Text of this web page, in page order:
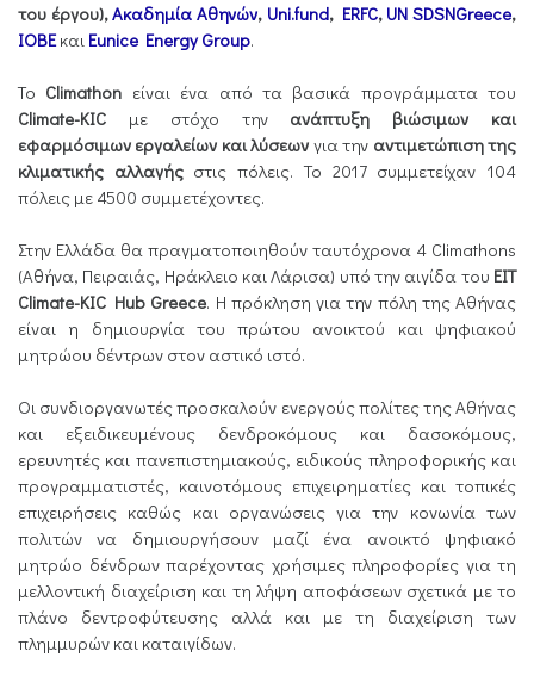
του έργου),Ακαδημία Αθηνών, Uni.fund, ERFC, UN SDSNGreece,
IOBE και Eunice Energy Group.
Το Climathon είναι ένα από τα βασικά προγράμματα του
Climate-KIC με στόχο τηνανάπτυξη βιώσιμων και
εφαρμόσιμων εργαλείων και λύσεων για την αντιμετώπιση της
κλιματικής αλλαγήςστις πόλεις. Το 2017 συμμετείχαν 104
πόλεις με 4500 συμμετέχοντες.
Στην Ελλάδα θα πραγματοποιηθούν ταυτόχρονα 4 Climathons
(Αθήνα, Πειραιάς, Ηράκλειο και Λάρισα) υπό την αιγίδα του EIT
Climate-KIC Hub Greece. Η πρόκληση για την πόλη της Αθήνας
είναι η δημιουργία του πρώτου ανοικτού και ψηφιακού
μητρώου δέντρων στον αστικό ιστό.
Οι συνδιοργανωτές προσκαλούν ενεργούς πολίτες της Αθήνας
και εξειδικευμένους δενδροκόμους και δασοκόμους,
ερευνητές και πανεπιστημιακούς, ειδικούς πληροφορικής και
προγραμματιστές, καινοτόμους επιχειρηματίες και τοπικές
επιχειρήσεις καθώς και οργανώσεις για την κονωνία των
πολιτών να δημιουργήσουν μαζί ένα ανοικτό ψηφιακό
μητρώο δένδρων παρέχοντας χρήσιμες πληροφορίες για τη
μελλοντική διαχείριση και τη λήψη αποφάσεων σχετικά με το
πλάνο δεντροφύτευσης αλλά και με τη διαχείριση των
πλημμυρών και καταιγίδων.